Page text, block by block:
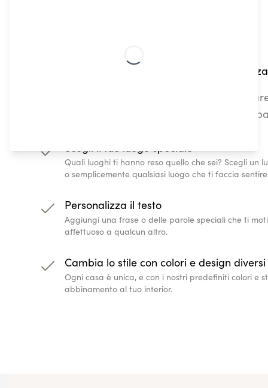
Come creare un poster Street Map
I nostri poster Streetmap ti permettono di
qualsiasi luogo del mondo, in pochi e semplici
Scegli il tuo luogo speciale
Quali luoghi ti hanno reso quello che sei? Scegli un
o semplicemente qualsiasi luogo che ti faccia
Personalizza il testo
Aggiungi una frase o delle parole speciali che ti
affettuoso a qualcun altro.
Cambia lo stile con colori e design diversi
Ogni casa è unica, e con i nostri predefiniti colori e
abbinamento al tuo interior.